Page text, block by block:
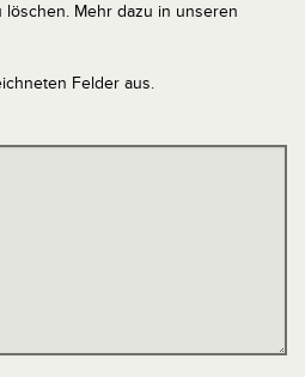
Mehr dazu in unseren
Felder aus.